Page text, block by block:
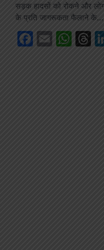
सड़क हादसों को रोकने और
के प्रति जागरूकता फैलाने के…
Email